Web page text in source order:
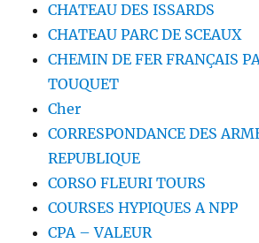
CHATEAU DES ISSARDS
CHATEAU PARC DE SCEAUX
CHEMIN DE FER FRANÇAIS
TOUQUET
Cher
CORRESPONDANCE DES
REPUBLIQUE
CORSO FLEURI TOURS
COURSES HYPIQUES A NPP
CPA – VALEUR